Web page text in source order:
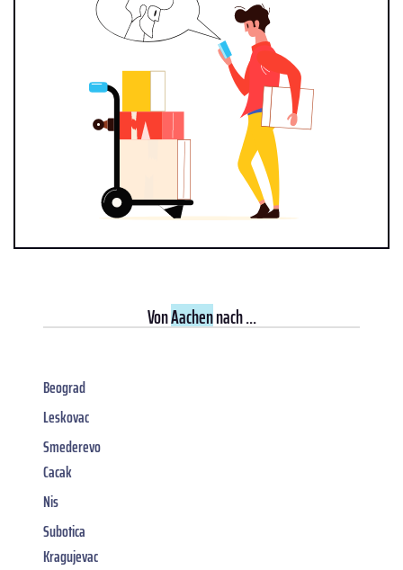
VonAachennach ...
Beograd
Leskovac
Smederevo
Cacak
Nis
Subotica
Kragujevac